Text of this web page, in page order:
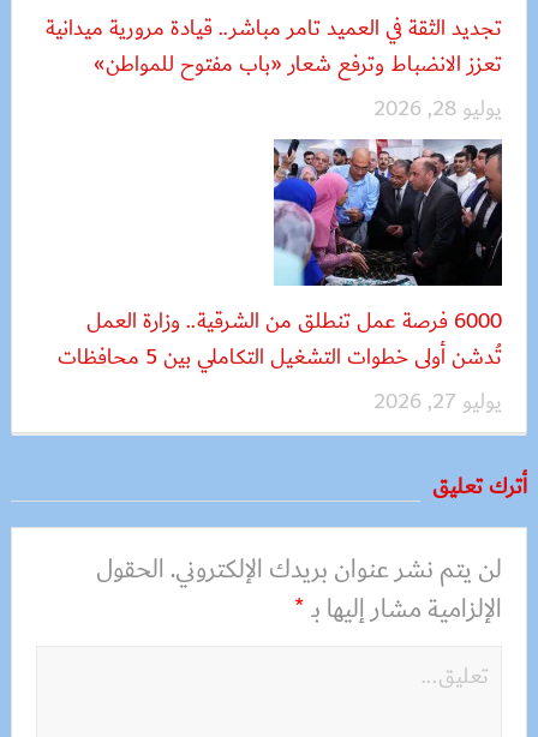
تجديد الثقة في العميد تامر مباشر.. قيادة مرورية ميدانية
تعزز الانضباط وترفع شعار «باب مفتوح للمواطن»
يوليو 28, 2026
6000 فرصة عمل تنطلق من الشرقية.. وزارة العمل
تُدشن أولى خطوات التشغيل التكاملي بين 5 محافظات
يوليو 27, 2026
أترك تعليق
لن يتم نشر عنوان بريدك الإلكتروني.الحقول
الإلزامية مشار إليها بـ*